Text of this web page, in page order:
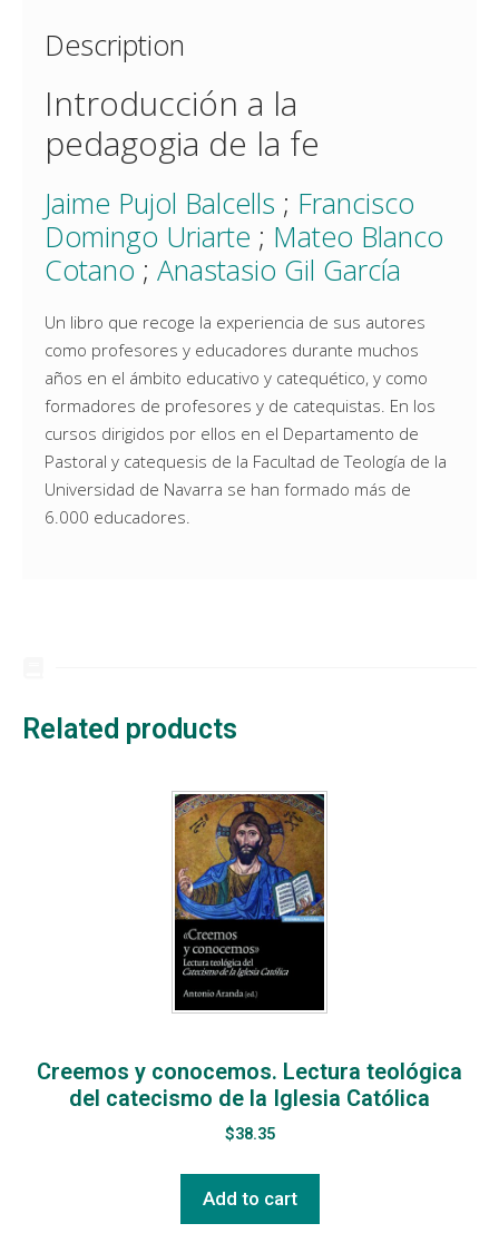
Description
Introducción a la
pedagogia de la fe
Jaime Pujol Balcells ; Francisco
Domingo Uriarte ; Mateo Blanco
Cotano ; Anastasio Gil García
Un libro que recoge la experiencia de sus autores
como profesores y educadores durante muchos
años en el ámbito educativo y catequético, y como
formadores de profesores y de catequistas. En los
cursos dirigidos por ellos en el Departamento de
Pastoral y catequesis de la Facultad de Teología de la
Universidad de Navarra se han formado más de
6.000 educadores.
Related products
Creemos y conocemos. Lectura teológica
del catecismo de la Iglesia Católica
$38.35
Add to cart